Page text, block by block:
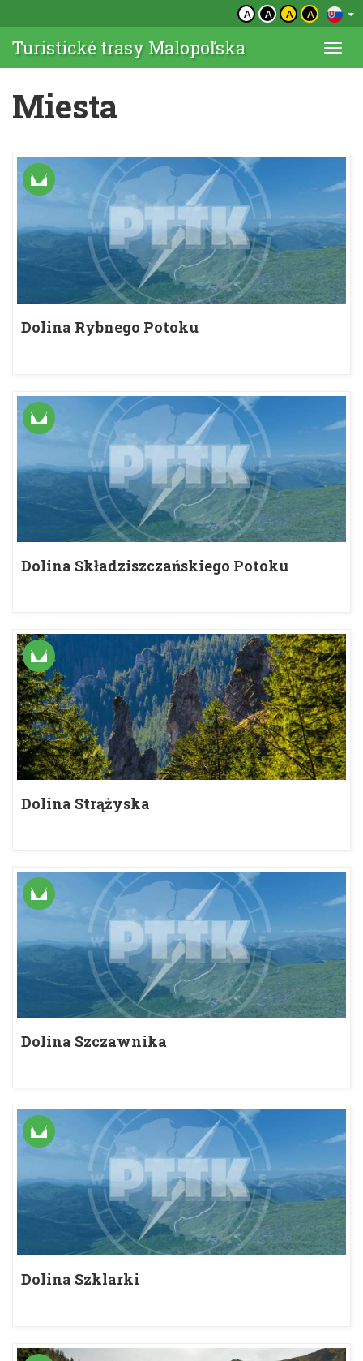
A A A A
Turistické trasy Malopoľska
Miesta
Dolina Rybnego Potoku
Dolina Składziszczańskiego Potoku
Dolina Strążyska
Dolina Szczawnika
Dolina Szklarki